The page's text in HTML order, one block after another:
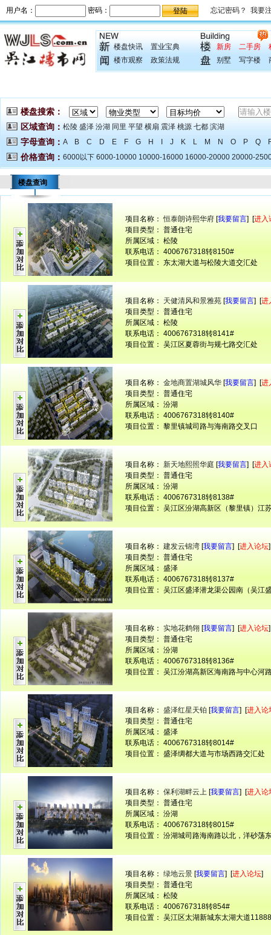
楼盘快讯
置业宝典
楼市观察
政策法规
新房 二手房
别墅
写字楼
楼盘搜索：
区域查询： 松陵 盛泽 汾湖 同里 平望 横扇 震泽 桃源 七都 滨湖
字母查询： A B C D E F G H J K L M N O P Q
价格查询： 6000以下 6000-10000 10000-16000 16000-20000 20000-
楼盘查询
项目名称：恒泰朗诗熙华府 [我要留言] [进入
项目类型： 普通住宅
所属区域： 松陵
联系电话： 4006767318转8150#
项目位置： 东太湖大道与松陵大道交汇处
项目名称： 天健清风和景雅苑 [我要留言] [进
项目类型： 普通住宅
所属区域： 松陵
联系电话： 4006767318转8141#
项目位置： 吴江区夏蓉街与规七路交汇处
项目名称： 金地商置湖城风华 [我要留言] [进
项目类型： 普通住宅
所属区域： 汾湖
联系电话： 4006767318转8140#
项目位置： 黎里镇城司路与海南路交叉口
项目名称： 新天地熙照华庭 [我要留言] [进入
项目类型： 普通住宅
所属区域： 汾湖
联系电话： 4006767318转8138#
项目位置： 吴江区汾湖高新区（黎里镇）江
项目名称： 建发云锦湾 [我要留言] [进入论坛]
项目类型： 普通住宅
所属区域： 盛泽
联系电话： 4006767318转8137#
项目位置： 吴江区盛泽潜龙渠公园南（吴江
项目名称： 实地花鹤翎 [我要留言] [进入论坛]
项目类型： 普通住宅
所属区域： 汾湖
联系电话： 4006767318转8136#
项目位置： 吴江汾湖高新区海南路与中心河
项目名称： 盛泽红星天铂 [我要留言] [进入论
项目类型： 普通住宅
所属区域： 盛泽
联系电话： 4006767318转8014#
项目位置： 盛泽绸都大道与市场西路交汇处
项目名称： 保利湖畔云上 [我要留言] [进入论
项目类型： 普通住宅
所属区域： 汾湖
联系电话： 4006767318转8015#
项目位置： 汾湖城司路海南路以北，洋砂荡
项目名称： 绿地云景 [我要留言] [进入论坛]
项目类型： 普通住宅
所属区域： 松陵
联系电话： 4006767318转854#
项目位置： 吴江区太湖新城东太湖大道